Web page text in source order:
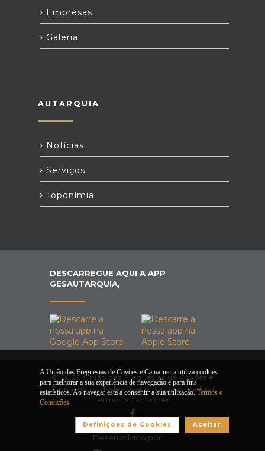
Empresas
Galeria
AUTARQUIA
Notícias
Serviços
Toponímia
DESCARREGUE AQUI A APP
GESAUTARQUIA,
© 2026 União das Freguesias de Covões e
Camarneira. Todos os direitos reservados |
Termos e Condições
Desenvolvido por:
A União das Freguesias de Covões e Camarneira utiliza cookies
para melhorar a sua experiência de navegação e para fins
estatísticos. Ao navegar está a consentir a sua utilização.Termos e
Condições
Aceitar
Definiçoes de Cookies